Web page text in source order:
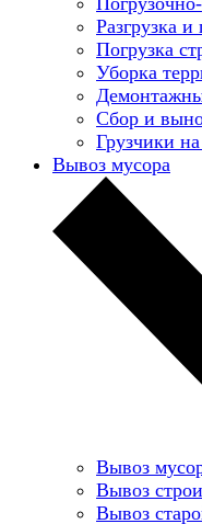
Разгрузка
Погрузка
Уборка
Сбор и
Грузчики
Вывоз мусора
Вывоз
Вывоз
Вывоз